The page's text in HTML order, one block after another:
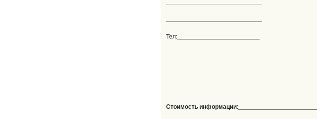
Тел:________________________
Стоимость информации